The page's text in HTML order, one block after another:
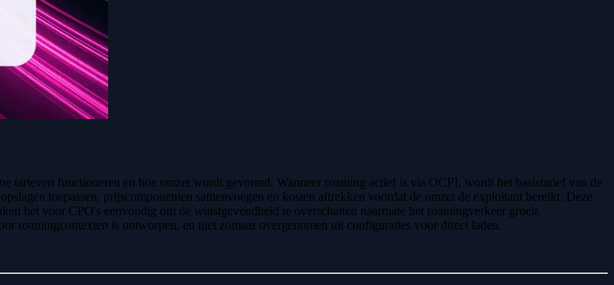
tarieven functioneren en hoe omzet wordt gevormd. Wanneer roaming actief is via OCPI, wordt het basistarief van de
toepassen, prijscomponenten samenvoegen en kosten aftrekken voordat de omzet de exploitant bereikt. Deze
het voor CPO's eenvoudig om de winstgevendheid te overschatten naarmate het roamingverkeer groeit.
roamingcontexten is ontworpen, en niet zomaar overgenomen uit configuraties voor direct laden.